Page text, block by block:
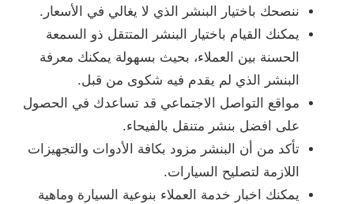
ننصحك باختيار البنشر الذي لا يغالي في الأسعار.
يمكنك القيام باختيار البنشر المتتقل ذو السمعة
الحسنة بين العملاء، بحيث بسهولة يمكنك معرفة
البنشر الذي لم يقدم فيه شكوى من قبل.
مواقع التواصل الاجتماعي قد تساعدك في الحصول
على افضل بنشر متنقل بالفيحاء.
تأكد من أن البنشر مزود بكافة الأدوات والتجهيزات
اللازمة لتصليح السيارات.
يمكنك اخبار خدمة العملاء بنوعية السيارة وماهية